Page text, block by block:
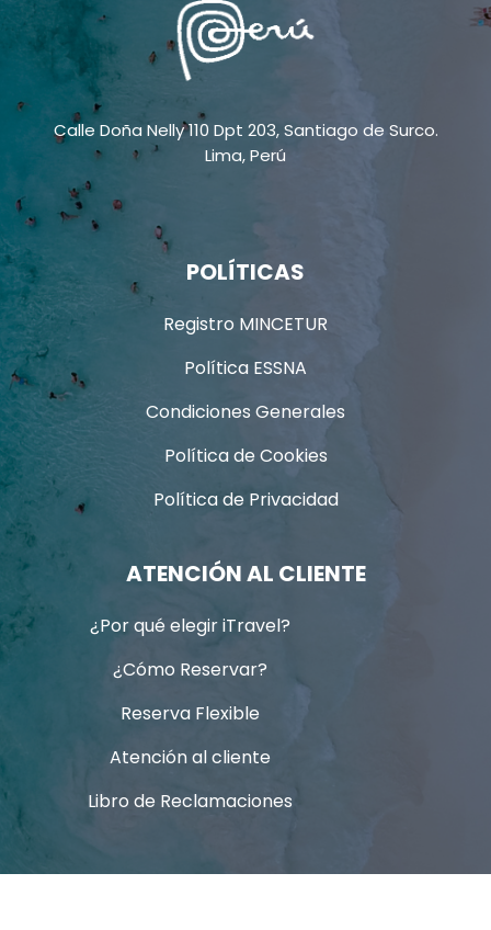
Calle Doña Nelly 110 Dpt 203, Santiago de Surco.
Lima, Perú
POLÍTICAS
Registro MINCETUR
Política ESSNA
Condiciones Generales
Política de Cookies
Política de Privacidad
ATENCIÓN AL CLIENTE
¿Por qué elegir iTravel?
¿Cómo Reservar?
Reserva Flexible
Atención al cliente
Libro de Reclamaciones